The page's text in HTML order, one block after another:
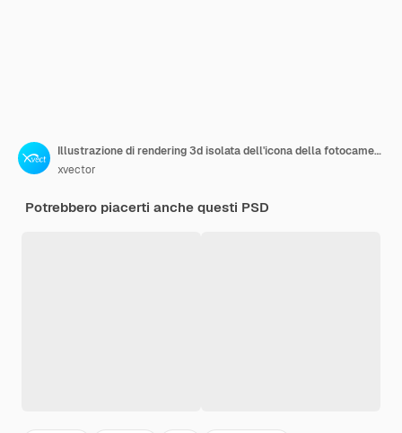
Illustrazione di rendering 3d isolata dell'icona della fotocamera digitale
xvector
Potrebbero piacerti anche questi PSD